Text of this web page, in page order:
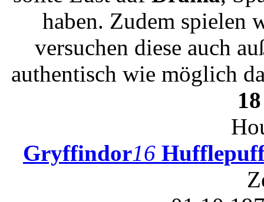
haben. Zudem spielen
versuchen diese auch
authentisch wie möglich
Gryffindor16